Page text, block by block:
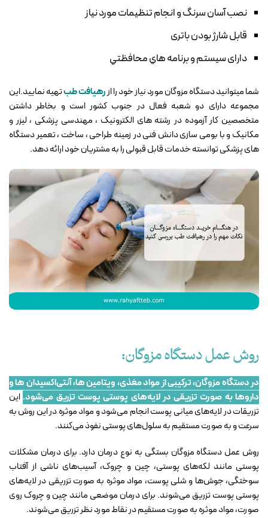
نصب آسان سرنگ و انجام تنظيمات مورد نياز
قابل شارژ بودن باتری
دارای سيستم و برنامه هاي محافظتي
شما میتوانید دستگاه مزوگان مورد نیاز خود را ازرهیافت طبتهیه نمایید.این
مجموعه دارای دو شعبه فعال در جنوب کشور است و بخاطر داشتن
متخصصین کار آزموده در رشته های الکترونیک ، مهندسی پزشکی ، لیزر و
مکانیک و با بومی سازی دانش فنی در زمینه طراحی ، ساخت ، تعمیر دستگاه
های پزشکی توانسته خدمات قابل قبولی را به مشتریان خود ارائه دهد.
روش عمل دستگاه مزوگان:
در دستگاه مزوگان، ترکیبی از مواد مغذی، ویتامین ها، آنتی‌اکسیدان ها و
داروها به صورت تزریقی در لایه‌های پوستی پوست تزریق می‌شود. این
تزریقات در لایه‌های میانی پوست انجام می‌شود و مواد موثره در این روش به
سرعت و به صورت مستقیم به سلول‌های پوستی نفوذ می‌کنند.
روش عمل دستگاه مزوگان بستگی به نوع درمان دارد. برای درمان مشکلات
پوستی مانند لکه‌های پوستی، چین و چروک، آسیب‌های ناشی از آفتاب
سوختگی، جوش‌ها و شلی پوست، مواد موثره به صورت تزریقی در لایه‌های
پوستی پوست تزریق می‌شوند. برای درمان موضعی مانند چین و چروک روی
صورت، مواد موثره به صورت مستقیم در نقاط مورد نظر تزریق می‌شوند.